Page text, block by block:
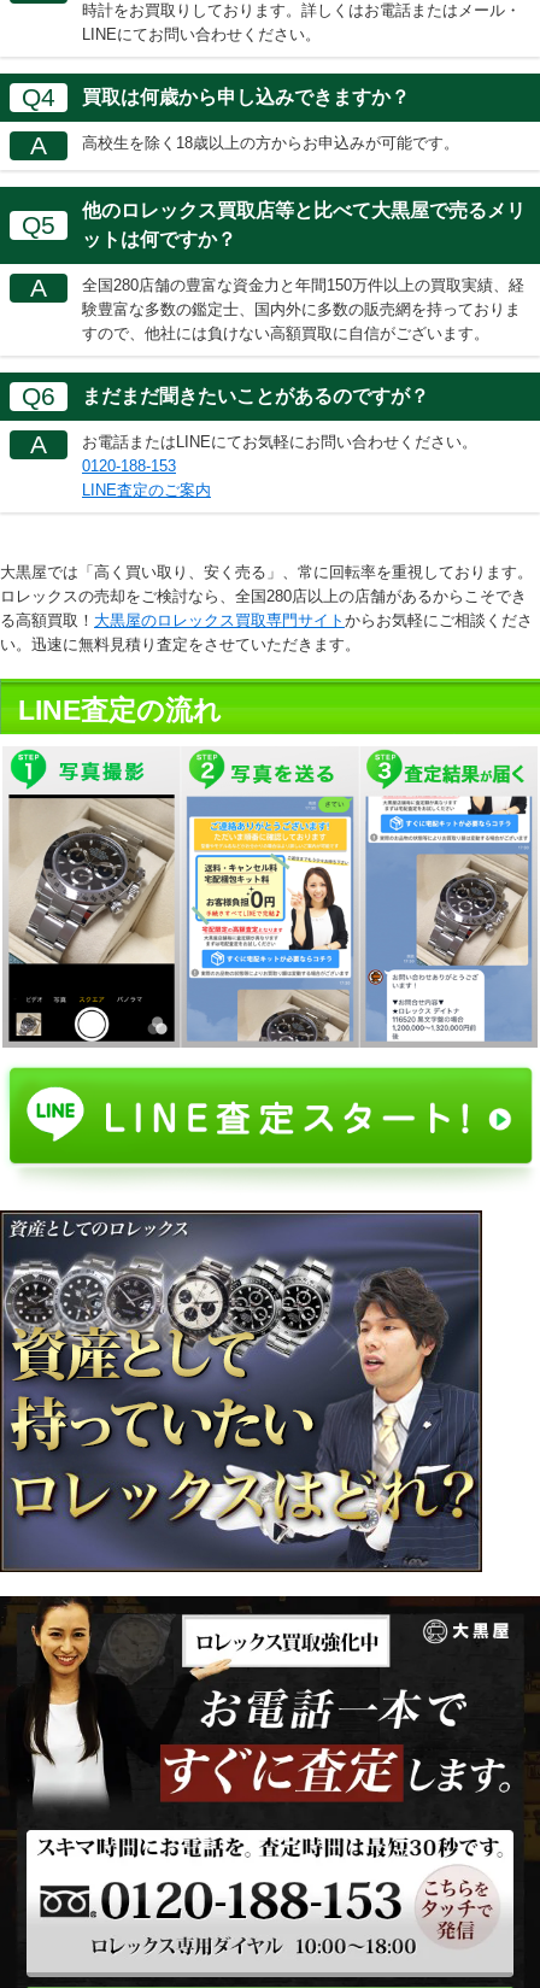
時計をお買取りしております。詳しくはお電話またはメール・
LINEにてお問い合わせください。
Q4 買取は何歳から申し込みできますか？
A 高校生を除く18歳以上の方からお申込みが可能です。
Q5
他のロレックス買取店等と比べて大黒屋で売るメリ
ットは何ですか？
A
全国280店舗の豊富な資金力と年間150万件以上の買取実績、経
験豊富な多数の鑑定士、国内外に多数の販売網を持っておりま
すので、他社には負けない高額買取に自信がございます。
Q6 まだまだ聞きたいことがあるのですが？
A
お電話またはLINEにてお気軽にお問い合わせください。
0120-188-153
LINE査定のご案内
大黒屋では「高く買い取り、安く売る」、常に回転率を重視しております。
ロレックスの売却をご検討なら、全国280店以上の店舗があるからこそでき
る高額買取！ 大黒屋のロレックス買取専門サイト からお気軽にご相談くださ
い。迅速に無料見積り査定をさせていただきます。
LINE査定の流れ